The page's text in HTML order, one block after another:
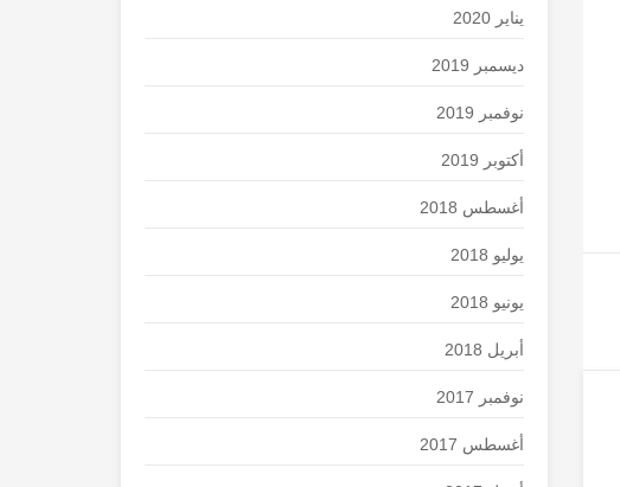
يناير 2020
ديسمبر 2019
نوفمبر 2019
أكتوبر 2019
أغسطس 2018
يوليو 2018
يونيو 2018
أبريل 2018
نوفمبر 2017
أغسطس 2017